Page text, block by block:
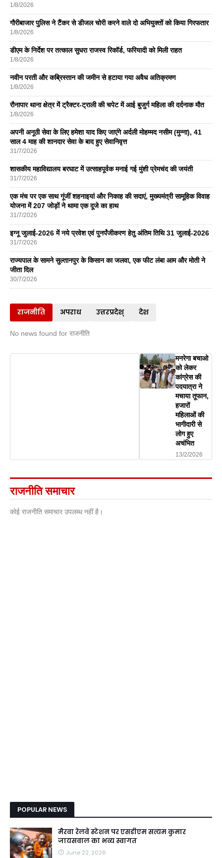
1/8/2026
गौरीबाजार पुलिस ने टैंकर से डीजल चोरी करने वाले दो अभियुक्तों को किया गिरफतार
1/8/2026
डीएम के निर्देश पर तत्काल सुधरा राजस्व रिकॉर्ड, फरियादी को मिली राहत
1/8/2026
नवीन परती और कब्रिस्तान की जमीन से हटाया गया अवैध अतिक्रमण
1/8/2026
रौनापार थाना क्षेत्र में ट्रैक्टर-ट्राली की चपेट में आई बुजुर्ग महिला की दर्दनाक मौत
1/8/2026
अपनी अनूठी सेवा के लिए हमेशा याद किए जाएंगे अर्दली मोहम्मद नसीम (मुन्ना), 41
साल 4 माह की शानदार सेवा के बाद हुए सेवानिवृत्त
31/7/2026
शासकीय महाविद्यालय बरघाट में उत्साहपूर्वक मनाई गई मुंशी प्रेमचंद की जयंती
31/7/2026
एक मंच पर एक साथ गूंजीं शहनाइयां और निकाह की सदाएं, मुख्यमंत्री सामूहिक विवाह
योजना में 207 जोड़ों ने थामा एक दूजे का हाथ
31/7/2026
इग्नू जुलाई-2026 में नये प्रवेश एवं पुनर्पंजीकरण हेतु अंतिम तिथि 31 जुलाई-2026
31/7/2026
राज्यपाल के सामने सुल्तानपुर के किसान का जलवा, एक फीट लंबा आम और मोती ने
जीता दिल
30/7/2026
राजनीति अपराध उत्तरप्रदेश् देश
No news found for राजनीति
मनरेगा बचाओ
को लेकर
कांग्रेस की
पदयात्रा ने
मचाया तूफान,
हजारों
महिलाओं की
भागीदारी से
लोग हुए
अचंभित
13/2/2026
राजनीति समाचार
कोई राजनीति समाचार उपलब्ध नहीं है।
POPULAR NEWS
मैरवा रेलवे स्टेशन पर एसडीएम सत्यम कुमार
जायसवाल का भव्य स्वागत
June 22, 2026